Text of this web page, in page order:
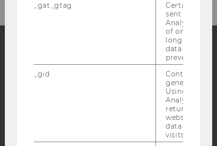
Blog
Bluesky
_gat_gtag
Certain data
sent to
Analytics a
of once per
long as it is
data
prevented.
_gid
Contains a
generated
Using this
Analytics can
returning
website and
data from
visits.